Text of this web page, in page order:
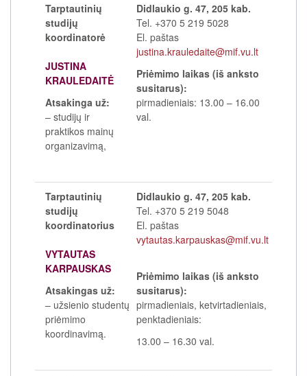
Tarptautinių
studijų
koordinatorė
JUSTINA
KRAULEDAITĖ
Atsakinga už:
– studijų ir
praktikos mainų
organizavimą,
Didlaukio g. 47, 205 kab.
Tel. +370 5 219 5028
El. paštas
justina.krauledaite@mif.vu.lt
Priėmimo laikas (iš anksto
susitarus):
pirmadieniais: 13.00 – 16.00
val.
Tarptautinių
studijų
koordinatorius
VYTAUTAS
KARPAUSKAS
Atsakingas už:
– užsienio studentų
priėmimo
koordinavimą.
Didlaukio g. 47, 205 kab.
Tel. +370 5 219 5048
El. paštas
vytautas.karpauskas@mif.vu.lt
Priėmimo laikas (iš anksto
susitarus):
pirmadieniais, ketvirtadieniais,
penktadieniais:
13.00 – 16.30 val.